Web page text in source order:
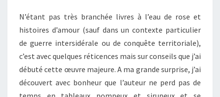
N’étant pas très branchée livres à l’eau de rose et
histoires d’amour (sauf dans un contexte particulier
de guerre intersidérale ou de conquête territoriale),
c’est avec quelques réticences mais sur conseils que j’ai
débuté cette œuvre majeure. A ma grande surprise, j’ai
découvert avec bonheur que l’auteur ne perd pas de